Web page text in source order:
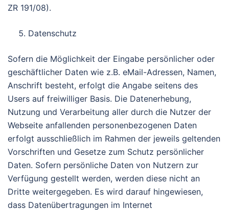
ZR 191/08).
Datenschutz
Sofern die Möglichkeit der Eingabe persönlicher oder
geschäftlicher Daten wie z.B. eMail-Adressen, Namen,
Anschrift besteht, erfolgt die Angabe seitens des
Users auf freiwilliger Basis. Die Datenerhebung,
Nutzung und Verarbeitung aller durch die Nutzer der
Webseite anfallenden personenbezogenen Daten
erfolgt ausschließlich im Rahmen der jeweils geltenden
Vorschriften und Gesetze zum Schutz persönlicher
Daten. Sofern persönliche Daten von Nutzern zur
Verfügung gestellt werden, werden diese nicht an
Dritte weitergegeben. Es wird darauf hingewiesen,
dass Datenübertragungen im Internet